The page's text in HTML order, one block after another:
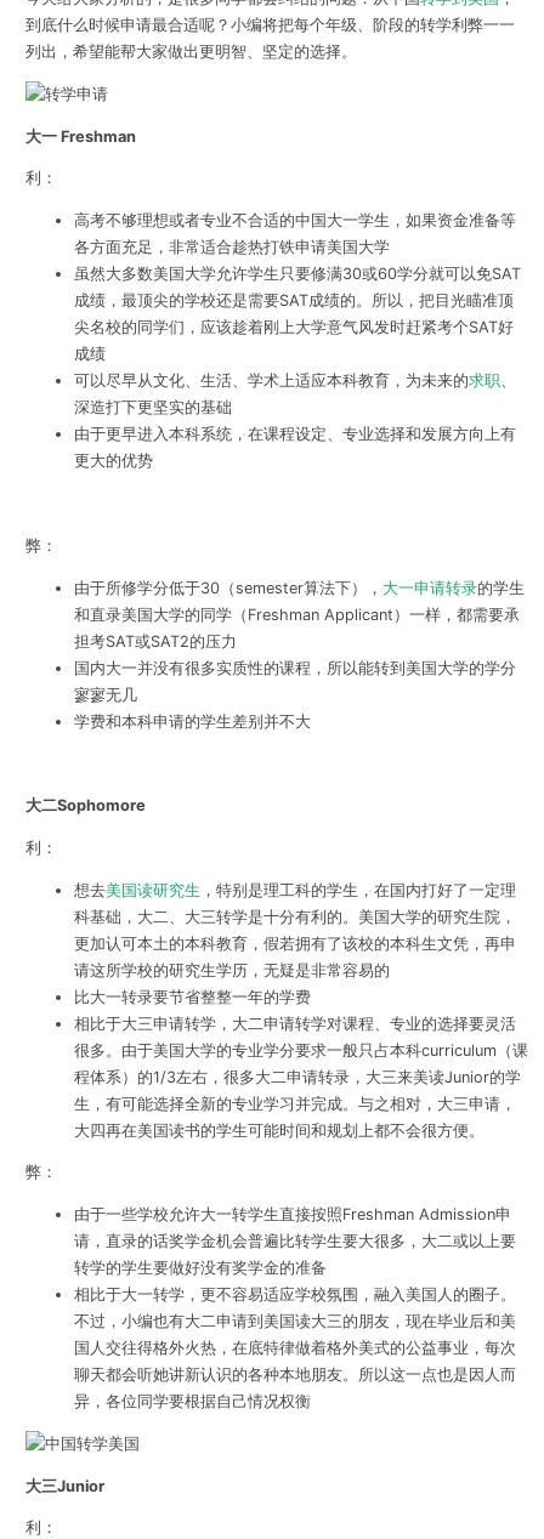
到底什么时候申请最合适呢？小编将把每个年级、阶段的转学利弊一一
列出，希望能帮大家做出更明智、坚定的选择。
大一 Freshman
利：
高考不够理想或者专业不合适的中国大一学生，如果资金准备等
各方面充足，非常适合趁热打铁申请美国大学
虽然大多数美国大学允许学生只要修满30或60学分就可以免SAT
成绩，最顶尖的学校还是需要SAT成绩的。所以，把目光瞄准顶
尖名校的同学们，应该趁着刚上大学意气风发时赶紧考个SAT好
成绩
可以尽早从文化、生活、学术上适应本科教育，为未来的求职、
深造打下更坚实的基础
由于更早进入本科系统，在课程设定、专业选择和发展方向上有
更大的优势
弊：
由于所修学分低于30（semester算法下）， 大一申请转录的学生
和直录美国大学的同学（Freshman Applicant）一样，都需要承
担考SAT或SAT2的压力
国内大一并没有很多实质性的课程，所以能转到美国大学的学分
寥寥无几
学费和本科申请的学生差别并不大
大二Sophomore
利：
想去美国读研究生 ，特别是理工科的学生，在国内打好了一定理
科基础，大二、大三转学是十分有利的。美国大学的研究生院，
更加认可本土的本科教育，假若拥有了该校的本科生文凭，再申
请这所学校的研究生学历，无疑是非常容易的
比大一转录要节省整整一年的学费
相比于大三申请转学，大二申请转学对课程、专业的选择要灵活
很多。由于美国大学的专业学分要求一般只占本科curriculum（课
程体系）的1/3左右，很多大二申请转录，大三来美读Junior的学
生，有可能选择全新的专业学习并完成。与之相对，大三申请，
大四再在美国读书的学生可能时间和规划上都不会很方便。
弊：
由于一些学校允许大一转学生直接按照Freshman Admission申
请，直录的话奖学金机会普遍比转学生要大很多，大二或以上要
转学的学生要做好没有奖学金的准备
相比于大一转学，更不容易适应学校氛围，融入美国人的圈子。
不过，小编也有大二申请到美国读大三的朋友，现在毕业后和美
国人交往得格外火热，在底特律做着格外美式的公益事业，每次
聊天都会听她讲新认识的各种本地朋友。所以这一点也是因人而
异，各位同学要根据自己情况权衡
大三Junior
利：